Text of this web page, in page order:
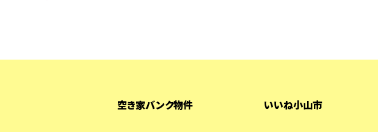
空き家バンク物件 いいね小山市